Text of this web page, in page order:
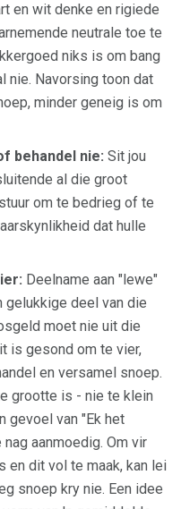
en wit denke en rigiede
neutrale toe te
niks is om bang
nie. Navorsing toon dat
minder geneig is om
behandel nie: Sit jou
al die groot
om te bedrieg of te
dat hulle
Deelname aan "lewe"
gelukkige deel van die
moet nie uit die
is gesond om te vier,
en versamel snoep.
grootte is - nie te klein
gevoel van "Ek het
aanmoedig. Om vir
dit vol te maak, kan lei
snoep kry nie. Een idee